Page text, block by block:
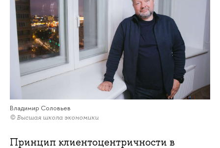
Владимир Соловьев
© Высшая школа экономики
Принцип клиентоцентричности в